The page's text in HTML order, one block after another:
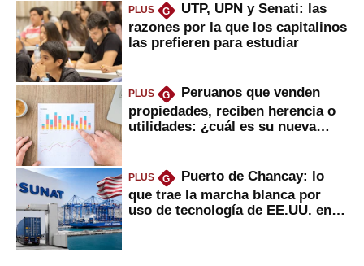
PLUS G
UTP, UPN y Senati: las
razones por la que los capitalinos
las prefieren para estudiar
PLUS G
Peruanos que venden
propiedades, reciben herencia o
utilidades: ¿cuál es su nueva
PLUS G
Puerto de Chancay: lo
que trae la marcha blanca por
uso de tecnología de EE.UU. en